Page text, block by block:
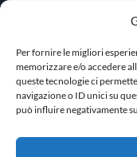
Per fornire le migliori
memorizzare e/o accedere
queste tecnologie ci
navigazione o ID unici su
può influire negativamente